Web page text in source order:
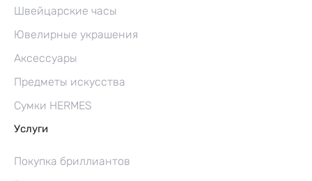
Швейцарские часы
Ювелирные украшения
Аксессуары
Предметы искусства
Сумки HERMES
Услуги
Покупка бриллиантов